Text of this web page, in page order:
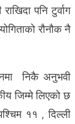
पनि टुर्वाग
रौनौक नै
निकै अनुभवी
जिम्मे लिएको छ
११ , दिल्ली